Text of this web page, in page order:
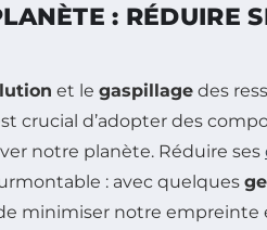
: RÉDUIRE
et le gaspillage des
crucial d’adopter des
notre planète. Réduire ses
: avec quelques
minimiser notre empreinte